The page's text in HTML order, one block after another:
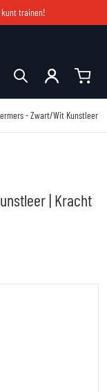
trainen!
- Zwart/Wit Kunstleer |
| Kracht